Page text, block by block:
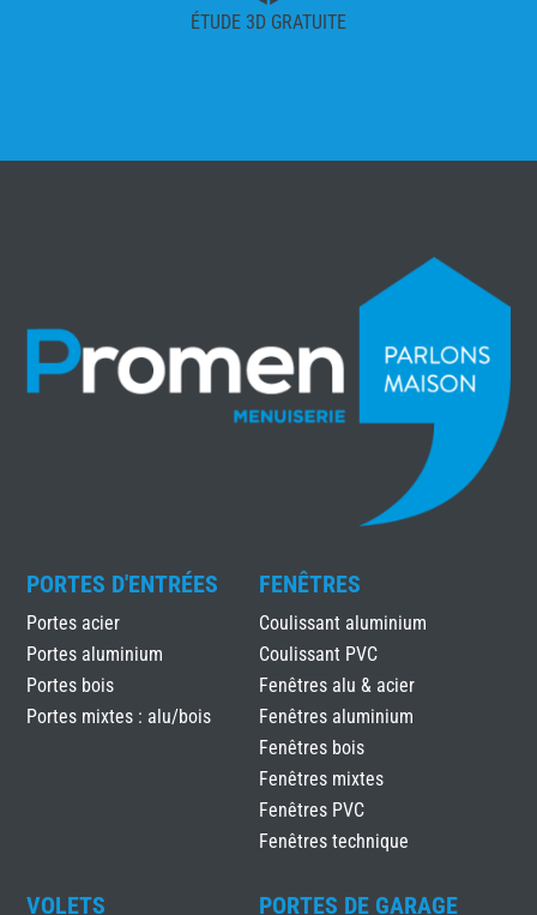
ÉTUDE 3D GRATUITE
PORTES D'ENTRÉES
Portes acier
Portes aluminium
Portes bois
Portes mixtes : alu/bois
FENÊTRES
Coulissant aluminium
Coulissant PVC
Fenêtres alu & acier
Fenêtres aluminium
Fenêtres bois
Fenêtres mixtes
Fenêtres PVC
Fenêtres technique
VOLETS PORTES DE GARAGE